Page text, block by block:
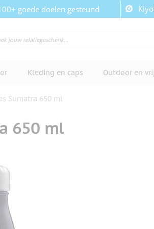
goede doelen gesteund
Kleding en caps Outdoor en
Sumatra 650 ml
650 ml
te bekijken